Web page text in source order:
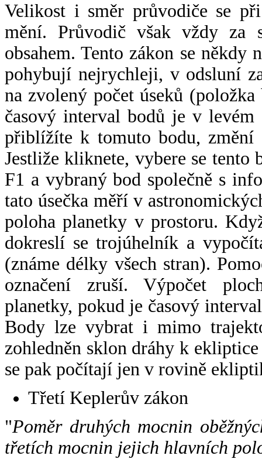
Velikost i směr průvodiče se
mění. Průvodič však vždy za
obsahem. Tento zákon se někdy
pohybují nejrychleji, v odsluní
na zvolený počet úseků
časový interval bodů je v
přiblížíte k tomuto bodu,
Jestliže kliknete, vybere se tento
F1 a vybraný bod společně s
tato úsečka měří v
poloha planetky v prostoru.
dokreslí se trojúhelník a
(známe délky všech stran).
označení zruší. Výpočet
planetky, pokud je časový
Body lze vybrat i mimo
zohledněn sklon dráhy k
se pak počítají jen v rovině
Třetí Keplerův zákon
"Poměr druhých mocnin
třetích mocnin jejich hlavních